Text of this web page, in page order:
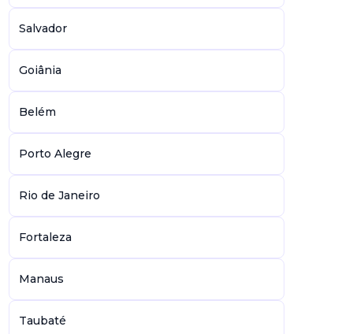
Salvador
Goiânia
Belém
Porto Alegre
Rio de Janeiro
Fortaleza
Manaus
Taubaté